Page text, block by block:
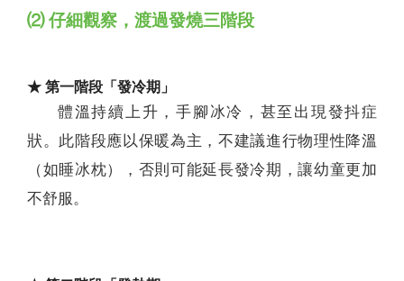
⑵ 仔細觀察，渡過發燒三階段
★ 第一階段「發冷期」
體溫持續上升，手腳冰冷，甚至出現發抖症
狀。此階段應以保暖為主，不建議進行物理性降溫
（如睡冰枕），否則可能延長發冷期，讓幼童更加
不舒服。